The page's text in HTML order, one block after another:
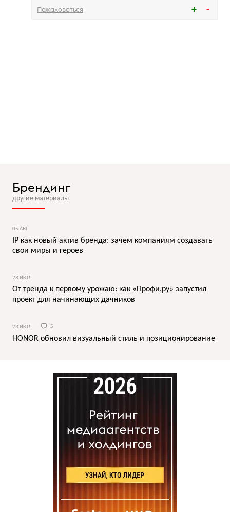
Пожаловаться
Брендинг
другие материалы
05 АВГ
IP как новый актив бренда: зачем компаниям создавать
свои миры и героев
28 ИЮЛ
От тренда к первому урожаю: как «Профи.ру» запустил
проект для начинающих дачников
23 ИЮЛ 5
HONOR обновил визуальный стиль и позиционирование